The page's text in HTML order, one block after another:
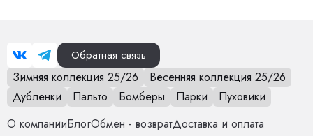
выбор?
Защита от капризов погоды. Когда дождик начнёт
капать, а солнце решит спрятаться, капюшон — ваш
лучший друг. Не промокнете, не замерзнете и точно
будете выглядеть стильно.
Обратная связь
Зимняя коллекция 25/26
Весенняя коллекция 25/26
Дубленки
Пальто Бомберы Парки
Пуховики
О компанииБлогОбмен - возвратДоставка и оплата